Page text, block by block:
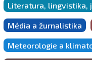
Literatura, lingvistika,
Média a žurnalistika
Meteorologie a